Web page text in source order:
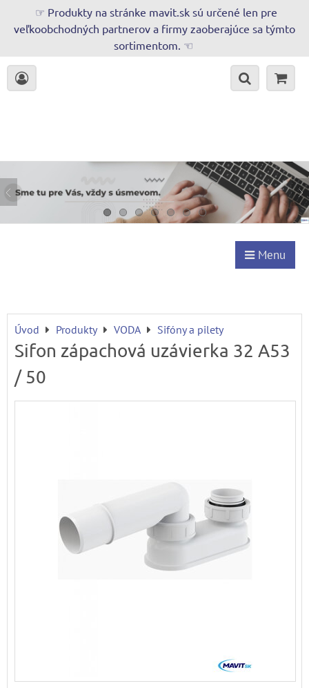
☞ Produkty na stránke mavit.sk sú určené len pre
veľkoobchodných partnerov a firmy zaoberajúce sa týmto
sortimentom. ☜
Menu
Úvod Produkty VODA Sifóny a pilety
Sifon zápachová uzávierka 32 A53
/ 50